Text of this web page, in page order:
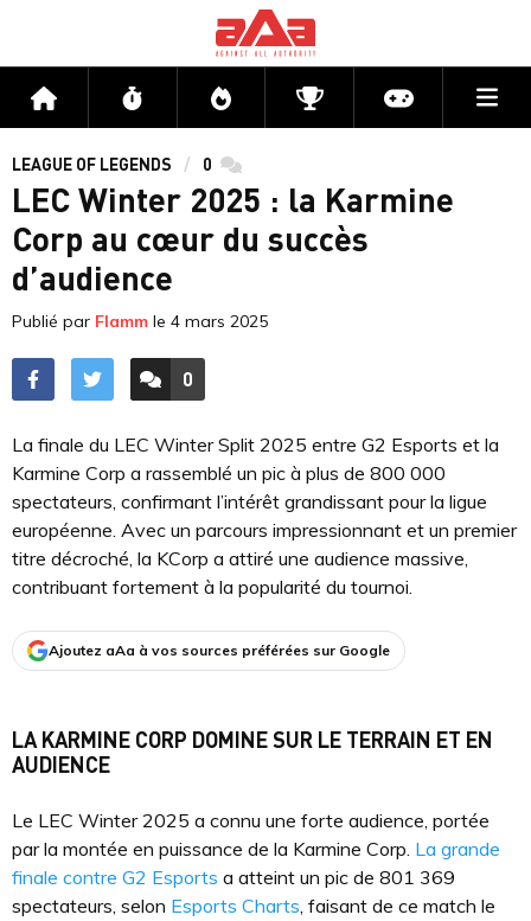
Accueil Flux Directs CompétitionsActu jeux
LEAGUE OF LEGENDS 0 commentaires
LEC Winter 2025 : la Karmine
Corp au cœur du succès
d’audience
Publié par Flamm le 4 mars 2025
ACCÉDER AUX
0
COMMENTAIRES
La finale du LEC Winter Split 2025 entre G2 Esports et la
Karmine Corp a rassemblé un pic à plus de 800 000
spectateurs, confirmant l’intérêt grandissant pour la ligue
européenne. Avec un parcours impressionnant et un premier
titre décroché, la KCorp a attiré une audience massive,
contribuant fortement à la popularité du tournoi.
Ajoutez aAa à vos sources préférées sur Google
LA KARMINE CORP DOMINE SUR LE TERRAIN ET EN
AUDIENCE
Le LEC Winter 2025 a connu une forte audience, portée
par la montée en puissance de la Karmine Corp. La grande
finale contre G2 Esports a atteint un pic de 801 369
spectateurs, selon Esports Charts, faisant de ce match le